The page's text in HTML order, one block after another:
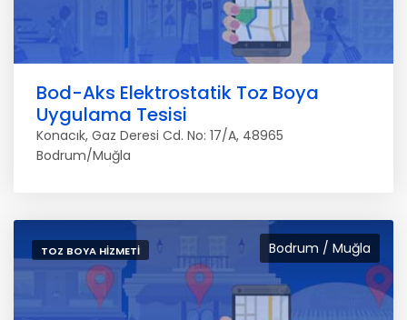
Bod-Aks Elektrostatik Toz Boya
Uygulama Tesisi
Konacık, Gaz Deresi Cd. No: 17/A, 48965
Bodrum/Muğla
Bodrum / Muğla
TOZ BOYA HIZMETI